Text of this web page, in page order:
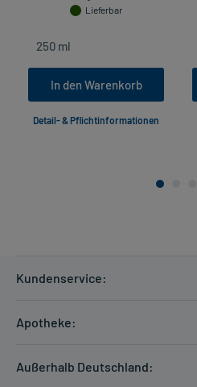
Lieferbar
In den Warenkorb
Detail- & Pflichtinformationen
Kundenservice:
Apotheke:
Außerhalb Deutschland: